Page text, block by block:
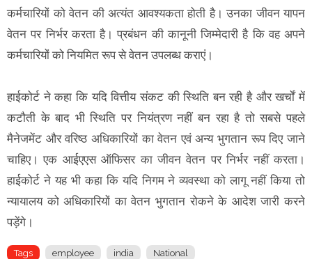
कर्मचारियों को वेतन की अत्यंत आवश्यकता होती है। उनका जीवन यापन
वेतन पर निर्भर करता है। प्रबंधन की कानूनी जिम्मेदारी है कि वह अपने
कर्मचारियों को नियमित रूप से वेतन उपलब्ध कराएं।
हाईकोर्ट ने कहा कि यदि वित्तीय संकट की स्थिति बन रही है और खर्चों में
कटौती के बाद भी स्थिति पर नियंत्रण नहीं बन रहा है तो सबसे पहले
मैनेजमेंट और वरिष्ठ अधिकारियों का वेतन एवं अन्य भुगतान रूप दिए जाने
चाहिए। एक आईएएस ऑफिसर का जीवन वेतन पर निर्भर नहीं करता।
हाईकोर्ट ने यह भी कहा कि यदि निगम ने व्यवस्था को लागू नहीं किया तो
न्यायालय को अधिकारियों का वेतन भुगतान रोकने के आदेश जारी करने
पड़ेंगे।
Tags employee india National